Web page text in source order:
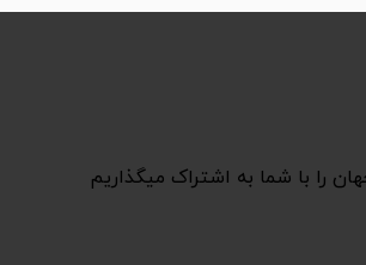
را با شما به اشتراک میگذاریم